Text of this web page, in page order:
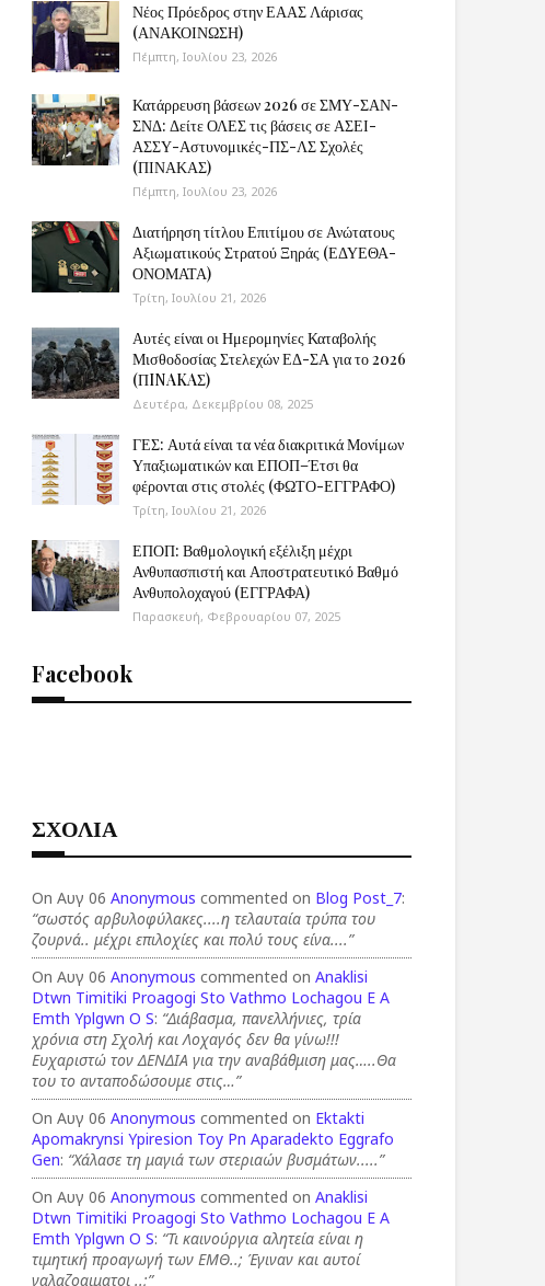
Νέος Πρόεδρος στην ΕΑΑΣ Λάρισας
(ΑΝΑΚΟΙΝΩΣΗ)
Πέμπτη, Ιουλίου 23, 2026
Κατάρρευση βάσεων 2026 σε ΣΜΥ-ΣΑΝ-
ΣΝΔ: Δείτε ΟΛΕΣ τις βάσεις σε ΑΣΕΙ-
ΑΣΣΥ-Αστυνομικές-ΠΣ-ΛΣ Σχολές
(ΠΙΝΑΚΑΣ)
Πέμπτη, Ιουλίου 23, 2026
Διατήρηση τίτλου Επιτίμου σε Ανώτατους
Αξιωματικούς Στρατού Ξηράς (ΕΔΥΕΘΑ-
ΟΝΟΜΑΤΑ)
Τρίτη, Ιουλίου 21, 2026
Αυτές είναι οι Ημερομηνίες Καταβολής
Μισθοδοσίας Στελεχών ΕΔ-ΣΑ για το 2026
(ΠINAKAΣ)
Δευτέρα, Δεκεμβρίου 08, 2025
ΓΕΣ: Αυτά είναι τα νέα διακριτικά Μονίμων
Υπαξιωματικών και ΕΠΟΠ–Έτσι θα
φέρονται στις στολές (ΦΩΤΟ-ΕΓΓΡΑΦΟ)
Τρίτη, Ιουλίου 21, 2026
ΕΠΟΠ: Βαθμολογική εξέλιξη μέχρι
Ανθυπασπιστή και Αποστρατευτικό Βαθμό
Ανθυπολοχαγού (ΕΓΓΡΑΦΑ)
Παρασκευή, Φεβρουαρίου 07, 2025
Facebook
ΣΧΟΛΙΑ
On Αυγ 06Anonymous commented on Blog Post_7:
“σωστός αρβυλοφύλακες....η τελαυταία τρύπα του
ζουρνά.. μέχρι επιλοχίες και πολύ τους είνα....”
On Αυγ 06Anonymous commented onAnaklisi
Dtwn Timitiki Proagogi Sto Vathmo Lochagou E A
Emth Yplgwn O S: “Διάβασμα, πανελλήνιες, τρία
χρόνια στη Σχολή και Λοχαγός δεν θα γίνω!!!
Ευχαριστώ τον ΔΕΝΔΙΑ για την αναβάθμιση μας…..Θα
του το ανταποδώσουμε στις…”
On Αυγ 06Anonymous commented on Ektakti
Apomakrynsi Ypiresion Toy Pn Aparadekto Eggrafo
Gen: “Χάλασε τη μαγιά των στεριαών βυσμάτων.....”
On Αυγ 06Anonymous commented onAnaklisi
Dtwn Timitiki Proagogi Sto Vathmo Lochagou E A
Emth Yplgwn O S: “Τι καινούργια αλητεία είναι η
τιμητική προαγωγή των ΕΜΘ..; Έγιναν και αυτοί
γαλαζοαιματοι ..;”